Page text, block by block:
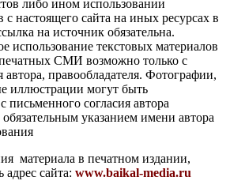
либо ином использовании
с настоящего сайта на иных ресурсах в
на источник обязательна.
использование текстовых материалов
печатных СМИ возможно только с
автора, правообладателя. Фотографии,
иллюстрации могут быть
письменного согласия автора
обязательным указанием имени автора
материала в печатном издании,
адрес сайта: www.baikal-media.ru